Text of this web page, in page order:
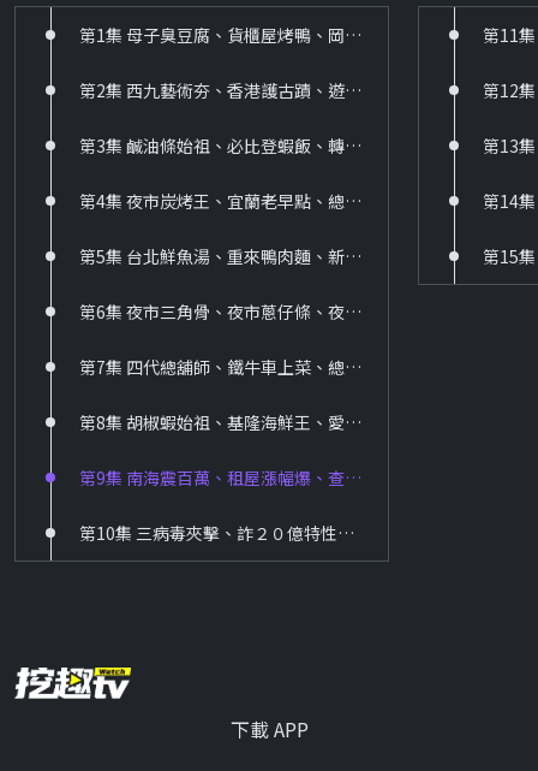
344 靖天生活台
HD
HD
346 北台灣生活誌
HD
348 亞洲生活台
HD
371 滾動力 rollor
372 台灣舊時光
第1集 母子臭豆腐、貨櫃屋烤鴨、岡山麻辣鍋、夜市炸刈包、抵債土魠羹、８０年沙茶鍋、有機木瓜王
第2集 西九藝術夯、香港護古蹟、遊港必飲茶、廟街好走逛、香港好好味、巴賽爾預告
第3集 鹹油條始祖、必比登蝦飯、轉職烤鴨王、機場豬腳、地瓜球王、藏書羊肉湯
第4集 夜市炭烤王、宜蘭老早點、總舖師肉羹、九如滷粿、漁村九孔鍋、高麗菜大餅、棒球肉圓
第5集 台北鮮魚湯、重來鴨肉麵、新店山東餅、主廚牛排攤、浪子肉圓王、阿姨蛋餅、媽祖家常菜
第6集 夜市三角骨、夜市蔥仔條、夜市臭薯條、鐵皮臭豆腐、小琉球早餐、榕樹下扣仔嗲、眷村辦桌
第7集 四代總舖師、鐵牛車上菜、總鋪師便當、竹田夯早餐、銀行麵線羹、最老蝦仁飯
第8集 胡椒蝦始祖、基隆海鮮王、愛心便當嫂、羅東無骨鵝、韓味台生根、花蓮番麥王、寧夏炸魷魚
第9集 南海震百萬、租屋漲幅爆、查詐錯方向、最不幸世代、職場Ｚ世代、微退休正夯、主婦退休金、退休族健保、台豬恐淪陷、冷氣機起火
第10集 三病毒夾擊、詐２０億特性、無期不假釋、路怒多瘋狂、無照亂象多、通學路驚險、麵包藏添加、１人戶暴增、車位漲破頭、雙月上飛機、刺身海獸蟲、肌少是警訊
下載 APP